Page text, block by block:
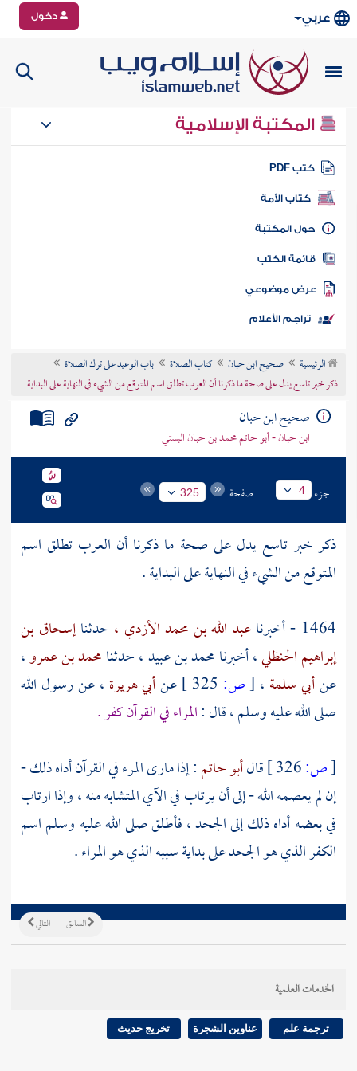
عربي دخول
المكتبة الإسلامية
كتب PDF
كتاب الأمة
المكتبة
الكتب
موضوعي
تراجم الأعلام
الرئيسية صحيح ابن حبان كتاب الصلاة
باب الوعيد على ترك الصلاة
ذكر خبر تاسع يدل على صحة ما ذكرنا أن العرب تطلق اسم المتوقع من الشيء في النهاية على البداية
صحيح ابن حبان
ابن حبان - أبو حاتم محمد بن حبان البستي
جزء 4 صفحة 325
ذكر خبر تاسع يدل على صحة ما ذكرنا أن العرب تطلق اسم
المتوقع من الشيء في النهاية على البداية .
1464 - أخبرنا
عبد الله بن محمد الأزدي ، حدثناإسحاق بن
إبراهيم الحنظلي، أخبرنامحمد بن عبيد ،حدثنامحمد بن عمرو،
عنأبي سلمة ، [ص: عنأبي هريرة ، عن رسول الله
صلى الله عليه وسلم ، قال :المراء في القرآن كفر .
[ص: قالأبو حاتم: إذا مارى المرء في القرآن أداه ذلك -
إن لم يعصمه الله - إلى أن يرتاب في الآي المتشابه منه ، وإذا ارتاب
في بعضه أداه ذلك إلى الجحد ، فأطلق صلى الله عليه وسلم اسم
الكفر الذي هو الجحد على بداية سببه الذي هو المراء .
التالي السابق
الخدمات العلمية
ترجمة علم عناوين الشجرة تخريج حديث